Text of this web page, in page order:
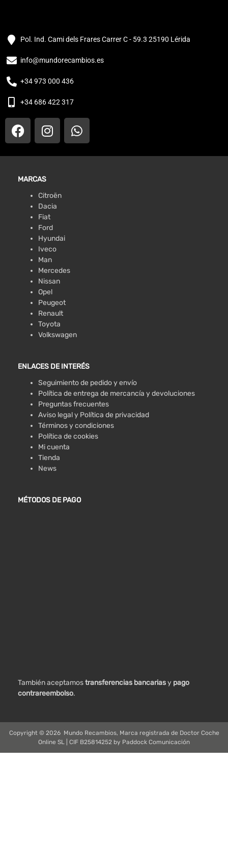
Pol. Ind. Cami dels Frares Carrer C - 59.3 25190 Lérida
info@mundorecambios.es
+34 973 000 436
+34 686 422 317
MARCAS
Citroën
Dacia
Fiat
Ford
Hyundai
Iveco
Man
Mercedes
Nissan
Opel
Peugeot
Renault
Toyota
Volkswagen
ENLACES DE INTERÉS
Seguimiento de pedido y envío
Política de entrega de mercancía y devoluciones
Preguntas frecuentes
Aviso legal y Política de privacidad
Términos y condiciones
Política de cookies
Mi cuenta
Tienda
News
MÉTODOS DE PAGO
También aceptamostransferencias bancariasy pago
contrareembolso.
Copyright © 2026 Mundo Recambios, Marca registrada de Doctor Coche
Online SL | CIF B25814252 by Paddock Comunicación